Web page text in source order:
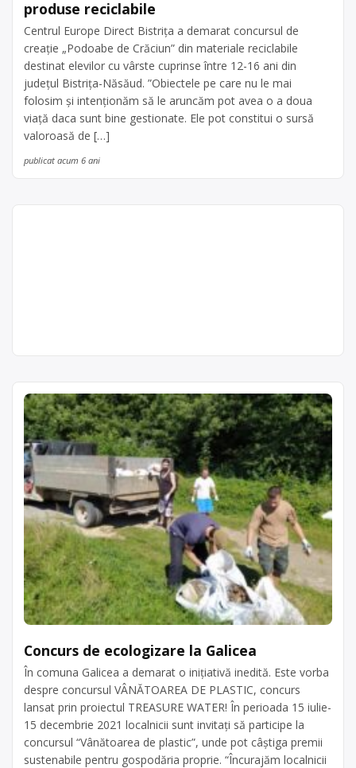
produse reciclabile
Centrul Europe Direct Bistrița a demarat concursul de
creație „Podoabe de Crăciun” din materiale reciclabile
destinat elevilor cu vârste cuprinse între 12-16 ani din
județul Bistrița-Năsăud. ”Obiectele pe care nu le mai
folosim și intenționăm să le aruncăm pot avea o a doua
viață daca sunt bine gestionate. Ele pot constitui o sursă
valoroasă de […]
publicat acum 6 ani
materiale de captusire si refractare)
constructie (ceramice, caramizi, tigle,
materiale de captusire si refractare),
cu punct de colectare în Aștileu, la
adresa: . Sediu social:SC HELIOS SA, –
Astileu Aștileu, nr. 236, Jud. Bihor CUI:
RO 98716 […]
Centru de colectare în
Aștileu
județul Bihor
Concurs de ecologizare la Galicea
În comuna Galicea a demarat o inițiativă inedită. Este vorba
despre concursul VÂNĂTOAREA DE PLASTIC, concurs
lansat prin proiectul TREASURE WATER! În perioada 15 iulie-
15 decembrie 2021 localnicii sunt invitați să participe la
concursul “Vânătoarea de plastic”, unde pot câștiga premii
sustenabile pentru gospodăria proprie. “Încurajăm localnicii